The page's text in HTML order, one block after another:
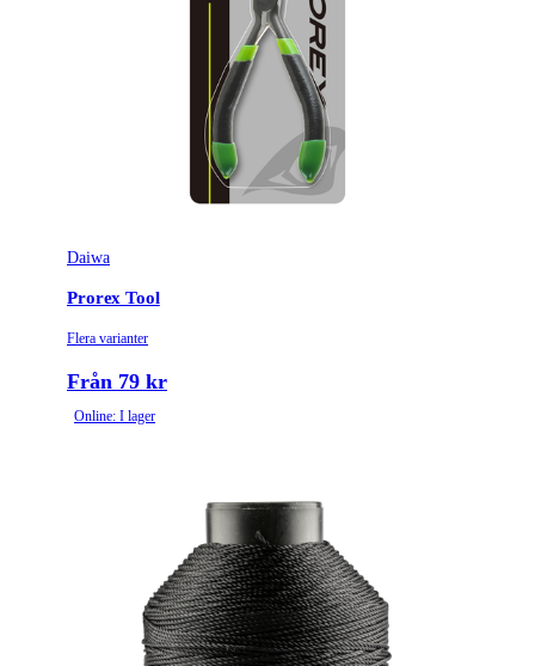
Daiwa
Prorex Tool
Flera varianter
Från 79 kr
Online: I lager